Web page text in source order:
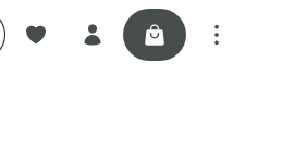
Du hast 0 Produkte auf dem
Warenkorb